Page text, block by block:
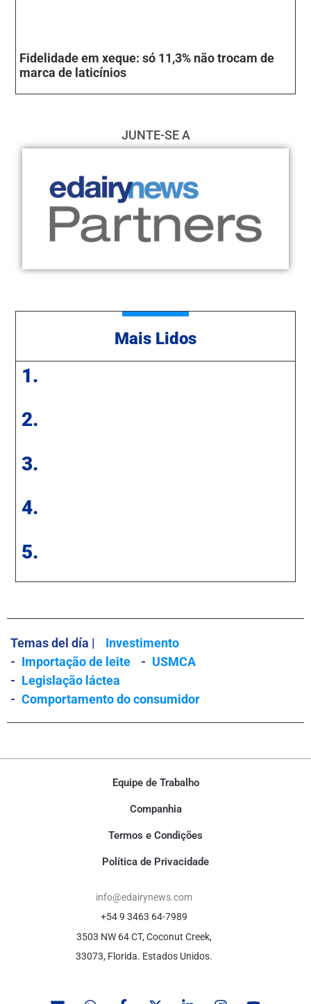
Fidelidade em xeque: só 11,3% não trocam de
marca de laticínios
JUNTE-SE A
Mais Lidos
1.
2.
3.
4.
5.
Temas del día |
Investimento
- Importação de leite - USMCA
- Legislação láctea
- Comportamento do consumidor
Equipe de Trabalho
Companhia
Termos e Condições
Política de Privacidade
info@edairynews.com
+54 9 3463 64-7989
3503 NW 64 CT, Coconut Creek,
33073, Florida. Estados Unidos.